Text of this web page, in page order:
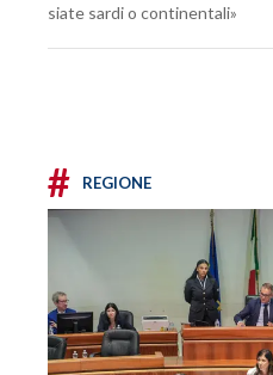
siate sardi o continentali»
# REGIONE